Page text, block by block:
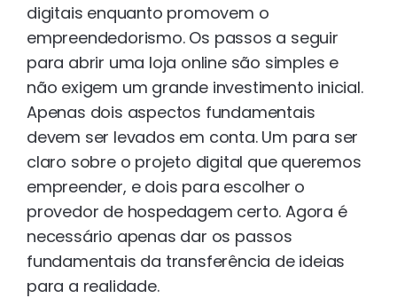
digitais enquanto promovem o
empreendedorismo. Os passos a seguir
para abrir uma loja online são simples e
não exigem um grande investimento inicial.
Apenas dois aspectos fundamentais
devem ser levados em conta. Um para ser
claro sobre o projeto digital que queremos
empreender, e dois para escolher o
provedor de hospedagem certo. Agora é
necessário apenas dar os passos
fundamentais da transferência de ideias
para a realidade.